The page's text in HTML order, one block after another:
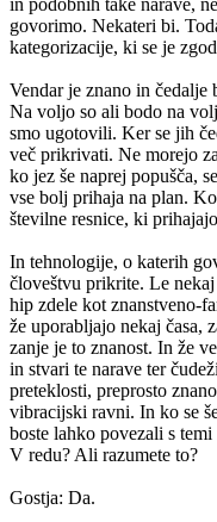
in podobnih take narave,
govorimo. Nekateri bi.
kategorizacije, ki se je
Vendar je znano in čedalje
Na voljo so ali bodo na
smo ugotovili. Ker se jih
več prikrivati. Ne morejo
ko jez še naprej popušča,
vse bolj prihaja na plan.
številne resnice, ki
In tehnologije, o katerih
človeštvu prikrite. Le
hip zdele kot znanstveno-
že uporabljajo nekaj časa,
zanje je to znanost. In že
in stvari te narave ter
preteklosti, preprosto
vibracijski ravni. In ko se
boste lahko povezali s
V redu? Ali razumete to?
Gostja: Da.